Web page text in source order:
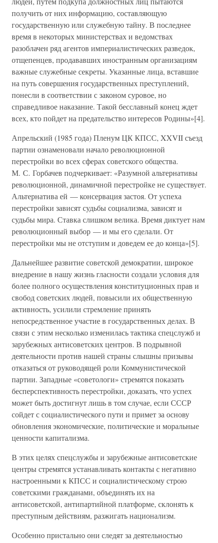
получить от них информацию, составляющую
государственную или служебную тайну. В последнее
время в некоторых министерствах и ведомствах
разоблачен ряд агентов империалистических разведок,
отщепенцев, продававших иностранным организациям
важные служебные секреты. Указанные лица, вставшие
на путь совершения государственных преступлений,
понесли в соответствии с законом суровое, но
справедливое наказание. Такой бесславный конец ждет
всех, кто пойдет на предательство интересов Родины»[4].
Апрельский (1985 года) Пленум ЦК КПСС, XXVII съезд
партии ознаменовали начало революционной
перестройки во всех сферах советского общества.
М. С. Горбачев подчеркивает: «Разумной альтернативы
революционной, динамичной перестройке не существует.
Альтернатива ей — консервация застоя. От успеха
перестройки зависят судьбы социализма, зависят и
судьбы мира. Ставка слишком велика. Время диктует нам
революционный выбор — и мы его сделали. От
перестройки мы не отступим и доведем ее до конца»[5].
Дальнейшее развитие советской демократии, широкое
внедрение в нашу жизнь гласности создали условия для
более полного осуществления конституционных прав и
свобод советских людей, повысили их общественную
активность, усилили стремление принять
непосредственное участие в государственных делах. В
связи с этим несколько изменилась тактика спецслужб и
зарубежных антисоветских центров. В подрывной
деятельности против нашей страны слышны призывы
отказаться от руководящей роли Коммунистической
партии. Западные «советологи» стремятся показать
бесперспективность перестройки, доказать, что успех
может быть достигнут лишь в том случае, если СССР
сойдет с социалистического пути и примет за основу
обновления экономические, политические и моральные
ценности капитализма.
В этих целях спецслужбы и зарубежные антисоветские
центры стремятся устанавливать контакты с негативно
настроенными к КПСС и социалистическому строю
советскими гражданами, объединять их на
антисоветской, антипартийной платформе, склонять к
преступным действиям, разжигать национализм.
Особенно пристально они следят за деятельностью